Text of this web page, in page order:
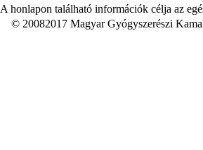
A honlapon található információk célja az
© 20082017 Magyar Gyógyszerészi